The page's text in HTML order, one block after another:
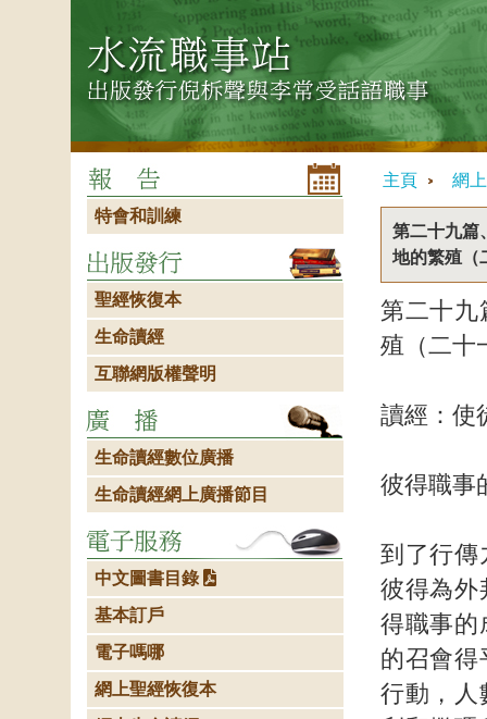
主頁 網
第二十九篇
地的繁殖（
第二十
殖（二十
讀經：使
彼得職事
到了行傳
彼得為外
得職事的
的召會得
行動，人
特會和訓練
聖經恢復本
生命讀經
互聯網版權聲明
生命讀經數位廣播
生命讀經網上廣播節目
中文圖書目錄
基本訂戶
電子嗎哪
網上聖經恢復本